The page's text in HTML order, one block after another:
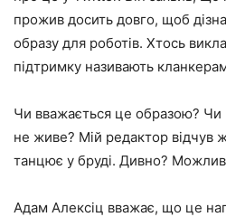
прожив досить довго, щоб
образу для роботів. Хтось
підтримку називають
Чи вважається це образою?
не живе? Мій редактор відчув
танцює у бруді. Дивно?
Адам Алексіц вважає, що це